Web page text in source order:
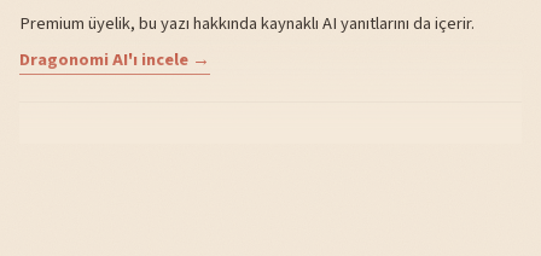
Premium üyelik, bu yazı hakkında kaynaklı AI yanıtlarını da içerir.
Dragonomi AI'ı incele →